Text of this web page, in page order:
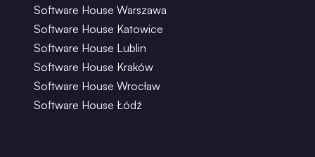
Software House Warszawa
Software House Katowice
Software House Lublin
Software House Kraków
Software House Wrocław
Software House Łódź